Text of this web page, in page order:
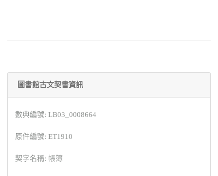
圖書館古文契書資訊
數典編號: LB03_0008664
原件編號: ET1910
契字名稱: 帳簿